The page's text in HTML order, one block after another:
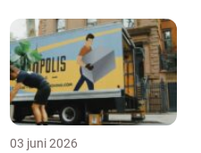
03 juni 2026